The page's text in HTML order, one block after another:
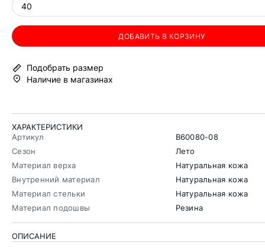
40
ДОБАВИТЬ В КОРЗИНУ
Подобрать размер
Наличие в магазинах
ХАРАКТЕРИСТИКИ
Артикул
B60080-08
Сезон
Лето
Материал верха
Натуральная кожа
Внутренний материал
Натуральная кожа
Материал стельки
Натуральная кожа
Материал подошвы
Резина
ОПИСАНИЕ